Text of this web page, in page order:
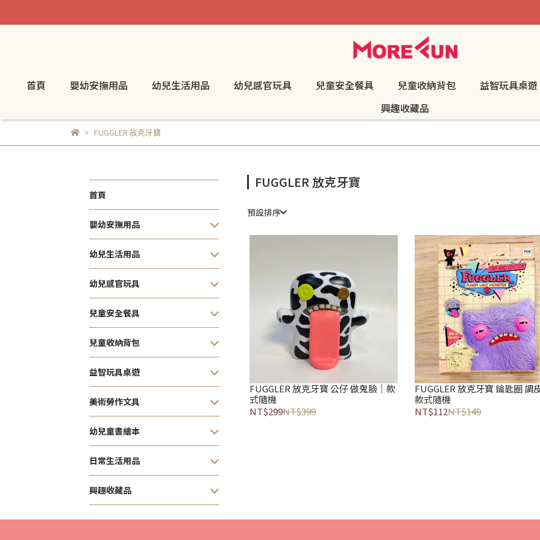
首頁 嬰幼安撫用品 幼兒生活用品 幼兒感官玩具 兒童安全餐具 兒童收納背包
益智玩具桌遊
興趣收藏品
FUGGLER 放克牙寶
首頁
嬰幼安撫用品
幼兒生活用品
幼兒感官玩具
兒童安全餐具
兒童收納背包
益智玩具桌遊
美術勞作文具
幼兒童書繪本
日常生活用品
興趣收藏品
FUGGLER 放克牙寶
預設排序
FUGGLER 放克牙寶 公仔 做鬼臉｜款
式隨機
NT$299NT$399
FUGGLER 放克牙寶 鑰匙圈 調
款式隨機
NT$112NT$149